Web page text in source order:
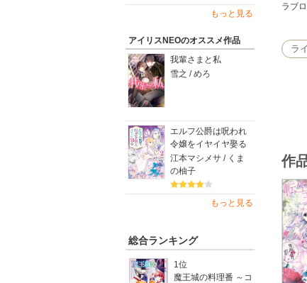
もっと見る
アイリスNEOのオススメ作品
我輩さまと私
雪之 / めろ
エルフ公爵は呪われ
令嬢をイヤイヤ娶る
江本マシメサ / くま
の柚子
もっと見る
総合ランキング
1位
魔王城の料理番 ～コ
ラブ
ラ
作